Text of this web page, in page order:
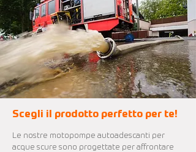
Scegli il prodotto perfetto per te!
Le nostre motopompe autoadescanti per
acque scure sono progettate per affrontare